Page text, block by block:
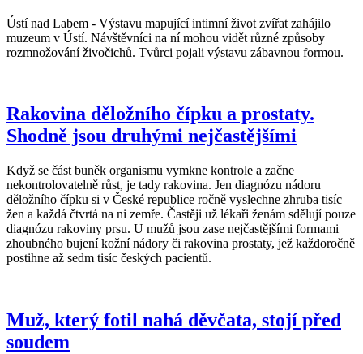
Ústí nad Labem - Výstavu mapující intimní život zvířat zahájilo
muzeum v Ústí. Návštěvníci na ní mohou vidět různé způsoby
rozmnožování živočichů. Tvůrci pojali výstavu zábavnou formou.
Rakovina děložního čípku a prostaty.
Shodně jsou druhými nejčastějšími
Když se část buněk organismu vymkne kontrole a začne
nekontrolovatelně růst, je tady rakovina. Jen diagnózu nádoru
děložního čípku si v České republice ročně vyslechne zhruba tisíc
žen a každá čtvrtá na ni zemře. Častěji už lékaři ženám sdělují pouze
diagnózu rakoviny prsu. U mužů jsou zase nejčastějšími formami
zhoubného bujení kožní nádory či rakovina prostaty, jež každoročně
postihne až sedm tisíc českých pacientů.
Muž, který fotil nahá děvčata, stojí před
soudem